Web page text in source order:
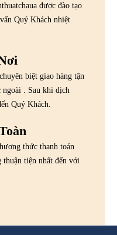
được đào tạo
Quý Khách nhiệt
biệt giao hàng tận
. Sau khi dịch
Quý Khách.
thức thanh toán
thuận tiện nhất đến với